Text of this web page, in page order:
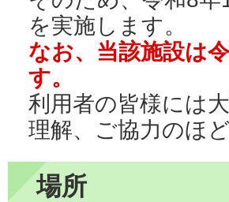
を実施します。
なお、当該施設は
す。
利用者の皆様には
理解、ご協力のほ
場所